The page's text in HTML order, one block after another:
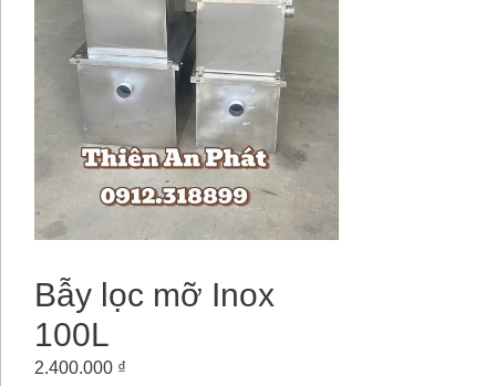
Bẫy lọc mỡ Inox
100L
2.400.000 ₫